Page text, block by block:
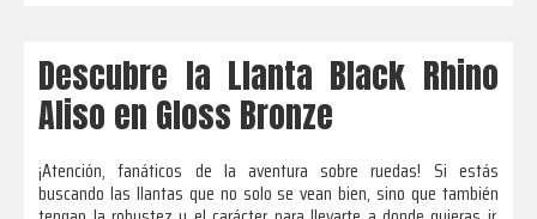
Descubre la Llanta Black Rhino
Aliso en Gloss Bronze
¡Atención, fanáticos de la aventura sobre ruedas! Si estás
buscando las llantas que no solo se vean bien, sino que también